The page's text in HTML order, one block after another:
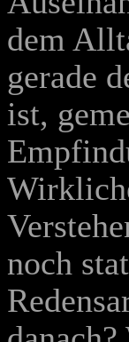
dem
gerade
ist,
noch